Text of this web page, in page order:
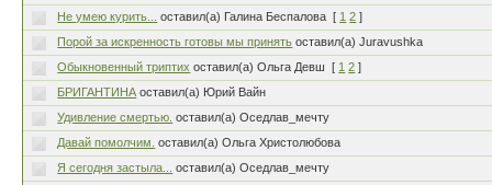
Не умею курить... оставил(а) Галина Беспалова [ 1 2 ]
Порой за искренность готовы мы принять оставил(а) Juravushka
Обыкновенный триптих оставил(а) Ольга Девш [ 1 2 ]
БРИГАНТИНА оставил(а) Юрий Вайн
Удивление смертью. оставил(а) Оседлав_мечту
Давай помолчим.
оставил(а) Ольга Христолюбова
Я сегодня застыла...
оставил(а) Оседлав_мечту